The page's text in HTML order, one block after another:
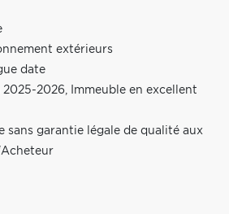
extérieurs
date
2025-2026, Immeuble en excellent
sans garantie légale de qualité aux